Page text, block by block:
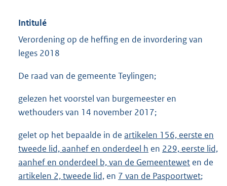
Intitulé
Verordening op de heffing en de invordering van
leges 2018
De raad van de gemeente Teylingen;
gelezen het voorstel van burgemeester en
wethouders van 14 november 2017;
gelet op het bepaalde in de artikelen 156, eerste en
tweede lid, aanhef en onderdeel h en 229, eerste lid,
aanhef en onderdeel b, van de Gemeentewet en de
artikelen 2, tweede lid, en 7 van de Paspoortwet;